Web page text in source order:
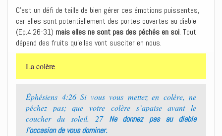
C’est un défi de taille de bien gérer ces émotions puissantes,
car elles sont potentiellement des portes ouvertes au diable
(Ep.4:26-31) mais elles ne sont pas des péchés en soi. Tout
dépend des fruits qu’elles vont susciter en nous.
La colère
Éphésiens 4:26 Si vous vous mettez en colère, ne
péchez pas; que votre colère s’apaise avant le
coucher du soleil. 27 Ne donnez pas au diable
l’occasion de vous dominer.